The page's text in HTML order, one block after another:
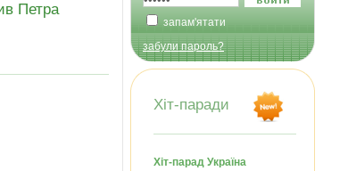
Петра
запам'ятати
забули пароль?
Хіт-паради
Хіт-парад Україна